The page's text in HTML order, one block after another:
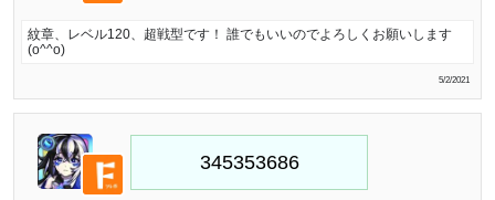
紋章、レベル120、超戦型です！ 誰でもいいのでよろしくお願いします
(o^^o)
5/2/2021